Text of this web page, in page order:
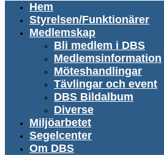
Hem
Styrelsen/Funktionärer
Medlemskap
Bli medlem i DBS
Medlemsinformation
Möteshandlingar
Tävlingar och event
DBS Bildalbum
Diverse
Miljöarbetet
Segelcenter
Om DBS